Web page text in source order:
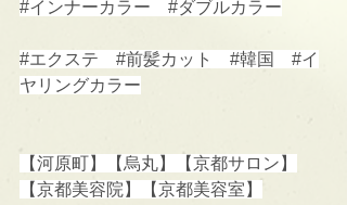
#インナーカラー
#ダブルカラー
#エクステ #前髪カット #韓国
#イ
ヤリングカラー
【河原町】【烏丸】【京都サロン】
【京都美容院】【京都美容室】